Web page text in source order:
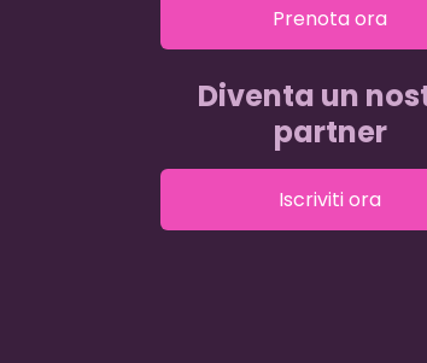
Prenota ora
Diventa un
partner
Iscriviti ora